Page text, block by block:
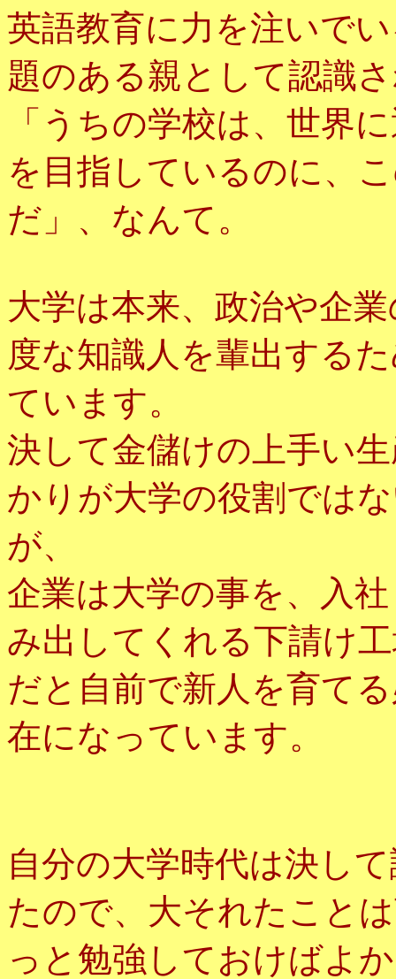
英語教育に力を注いで
題のある親として認識
「うちの学校は、世界
を目指しているのに、
だ」、なんて。
大学は本来、政治や企
度な知識人を輩出する
ています。
決して金儲けの上手い
かりが大学の役割では
が、
企業は大学の事を、入
み出してくれる下請け
だと自前で新人を育て
在になっています。
自分の大学時代は決し
たので、大それたこと
っと勉強しておけばよ